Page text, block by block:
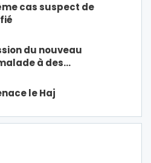
cas suspect de
du nouveau
à des…
le Haj